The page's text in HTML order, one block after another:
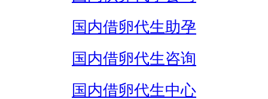
国内借卵代生助孕
国内借卵代生咨询
国内借卵代生中心